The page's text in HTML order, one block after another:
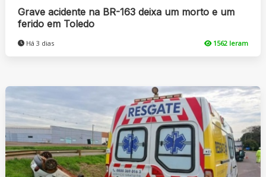
Grave acidente na BR-163 deixa um morto e um
ferido em Toledo
Há 3 dias 1562 leram